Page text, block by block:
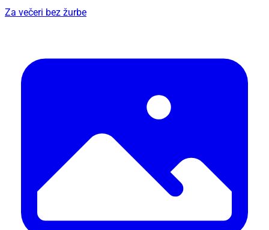
Za večeri bez žurbe